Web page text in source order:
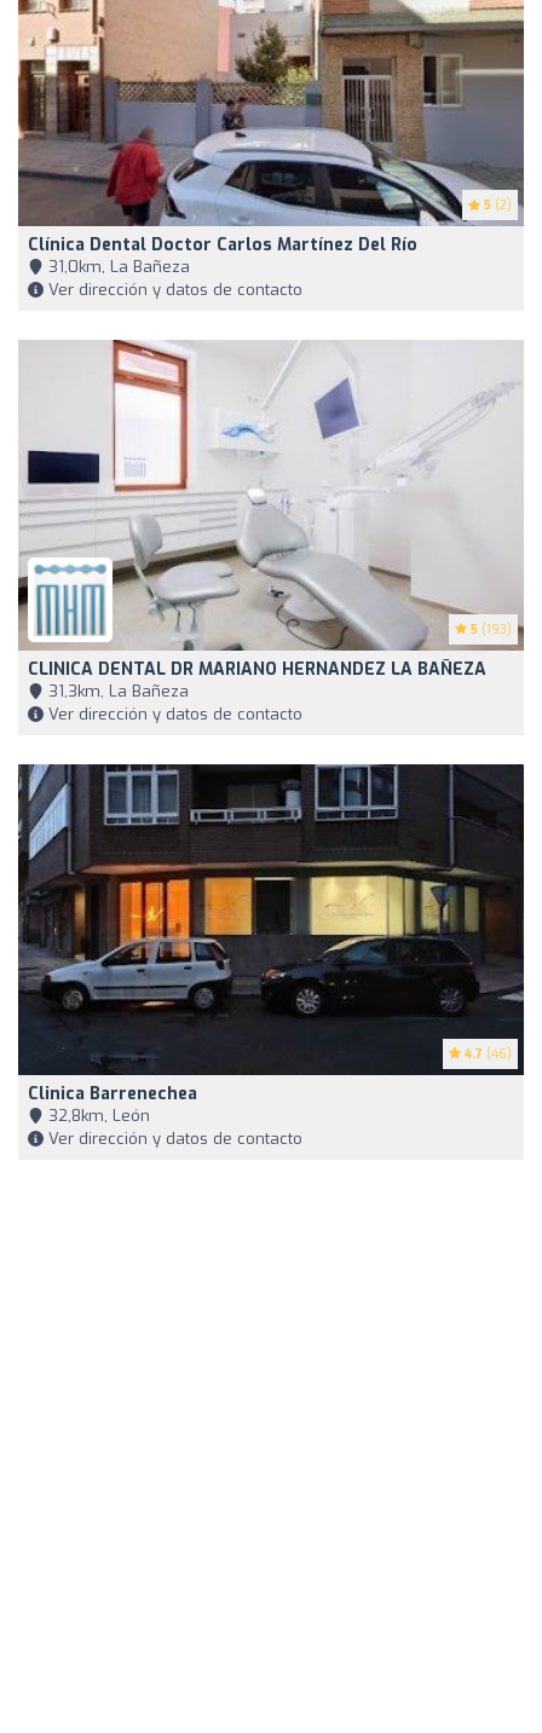
5 (2)
Clínica Dental Doctor Carlos Martínez Del Río
31,0km, La Bañeza
Ver dirección y datos de contacto
5 (193)
CLINICA DENTAL DR MARIANO HERNANDEZ LA BAÑEZA
31,3km, La Bañeza
Ver dirección y datos de contacto
4.7 (46)
Clinica Barrenechea
32,8km, León
Ver dirección y datos de contacto